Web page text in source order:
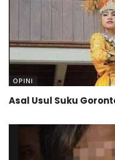
OPINI
Asal Usul Suku